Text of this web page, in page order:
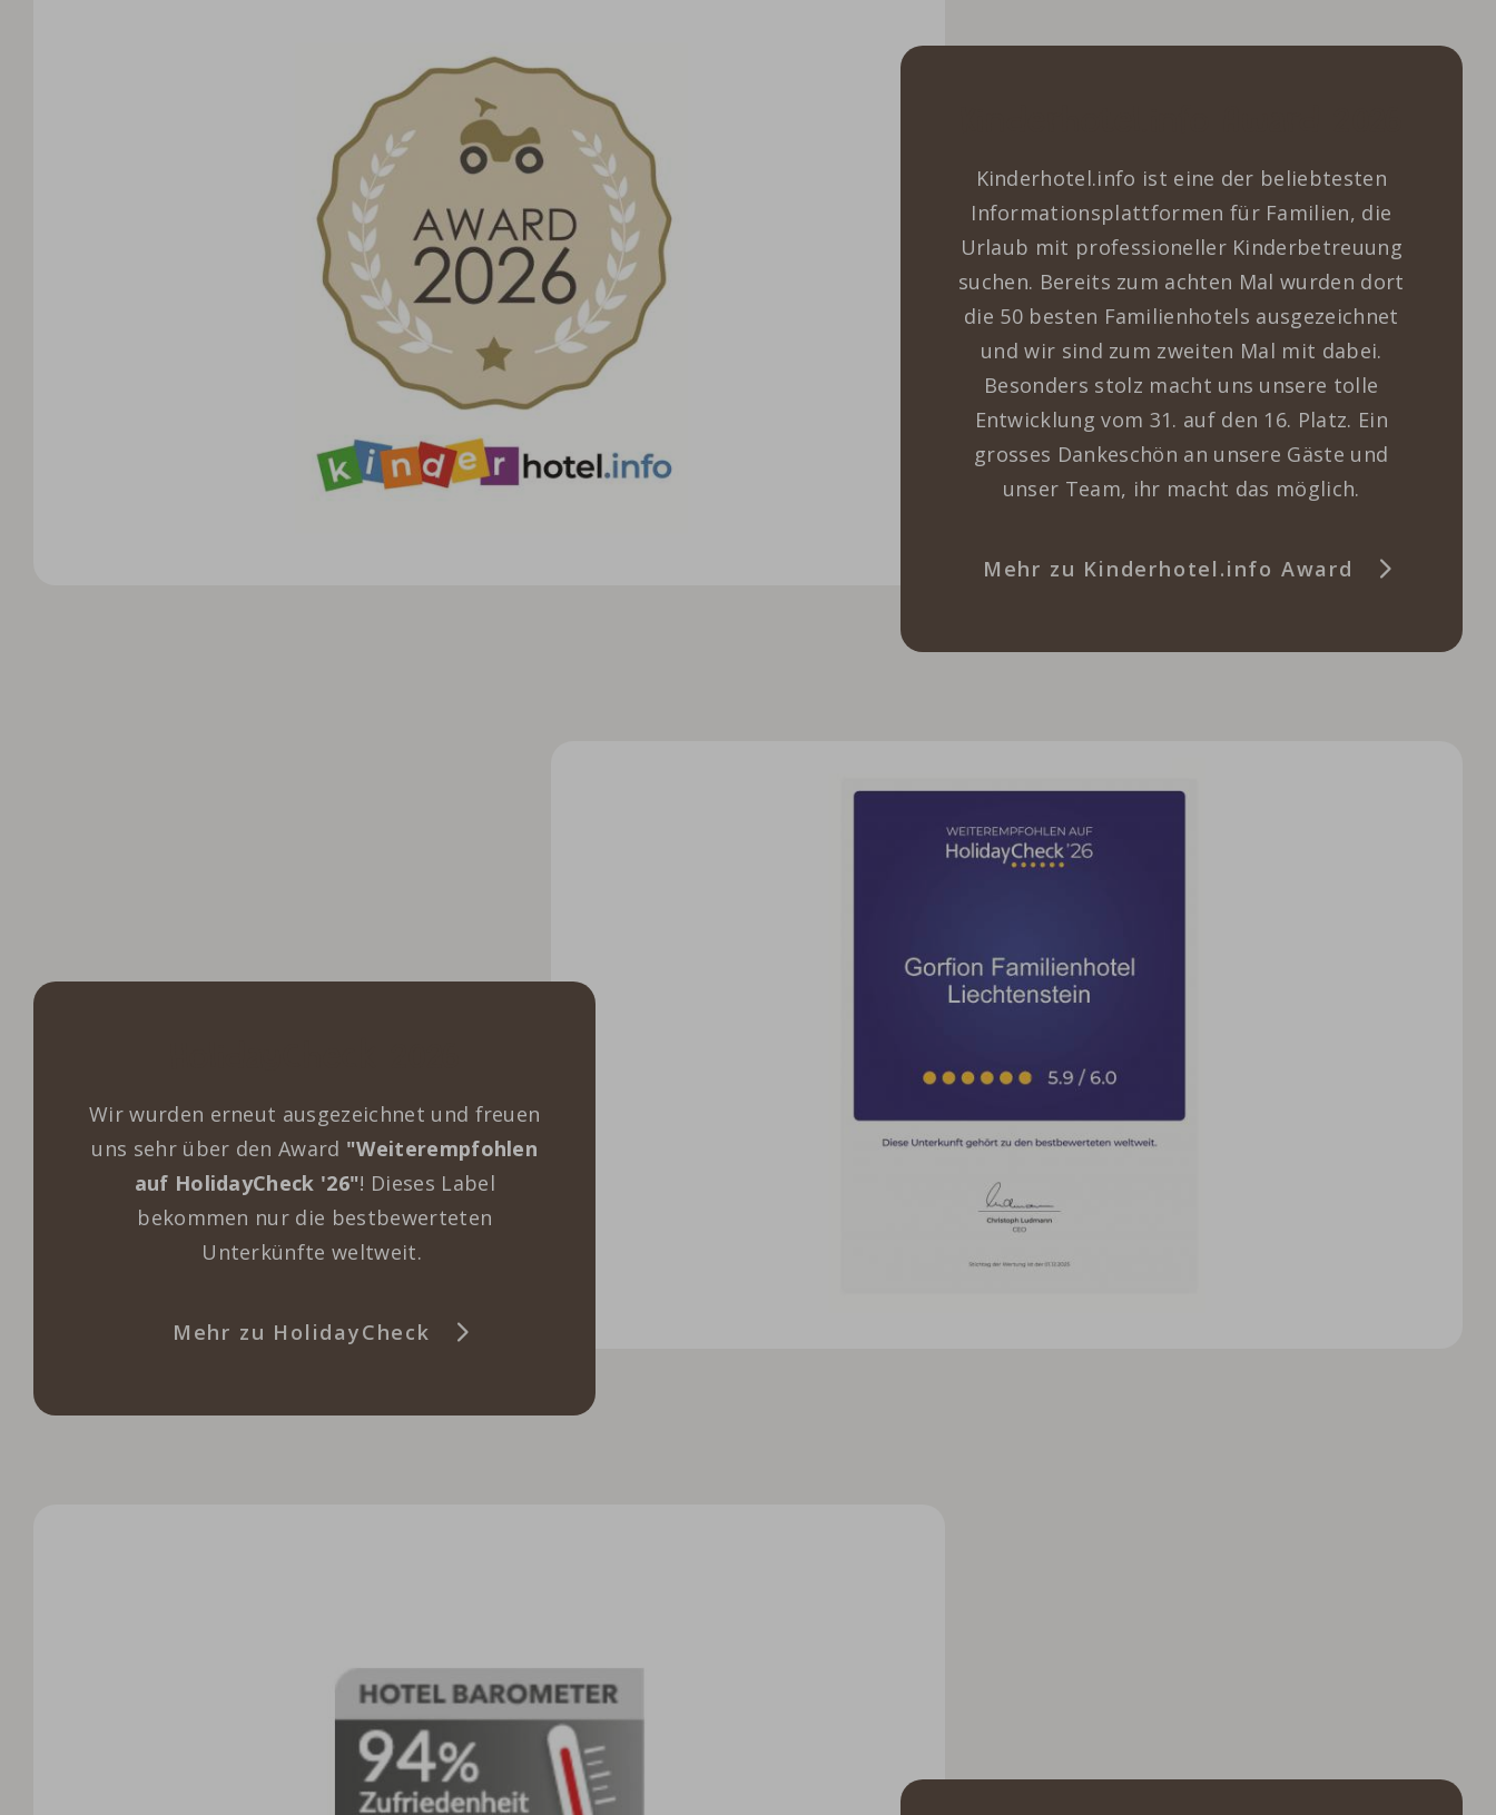
Kinderhotel.info ist eine der beliebtesten
Informationsplattformen für Familien, die
Urlaub mit professioneller Kinderbetreuung
suchen. Bereits zum achten Mal wurden dort
die 50 besten Familienhotels ausgezeichnet
und wir sind zum zweiten Mal mit dabei.
Besonders stolz macht uns unsere tolle
Entwicklung vom 31. auf den 16. Platz. Ein
grosses Dankeschön an unsere Gäste und
unser Team, ihr macht das möglich.
Mehr zu Kinderhotel.info Award
Wir wurden erneut ausgezeichnet und freuen
uns sehr über den Award "Weiterempfohlen
auf HolidayCheck '26"! Dieses Label
bekommen nur die bestbewerteten
Unterkünfte weltweit.
Mehr zu HolidayCheck